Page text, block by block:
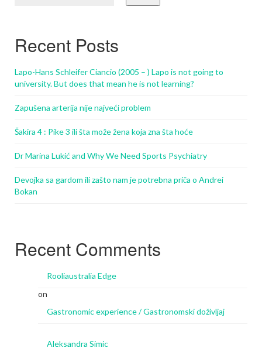
Recent Posts
Lapo-Hans Schleifer Ciancio (2005 – ) Lapo is not going to
university. But does that mean he is not learning?
Zapušena arterija nije najveći problem
Šakira 4 : Pike 3 ili šta može žena koja zna šta hoće
Dr Marina Lukić and Why We Need Sports Psychiatry
Devojka sa gardom ili zašto nam je potrebna priča o Andrei
Bokan
Recent Comments
Rooliaustralia Edge
on
Gastronomic experience / Gastronomski doživljaj
Aleksandra Simic